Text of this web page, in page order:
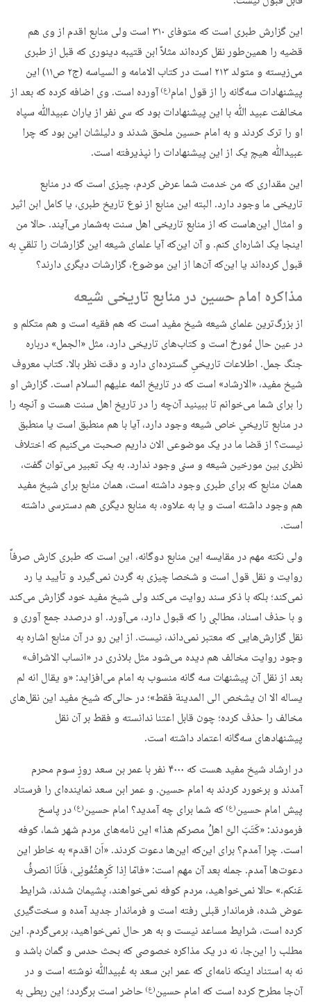
این گزارش طبری است که متوفای ۳۱۰ است ولی منابع اقدم از وی هم
قضیه را همین‌طور نقل کرده‌اند مثلاً ابن قتیبه دینوری که قبل از طبری
می‌زیسته و متولد ۲۱۳ است در کتاب الامامه و السیاسه (ج۲ ص۱۱) این
پیشنهادات سه‌گانه را از قول امام(ع)آورده است. وی اضافه کرده که بعد از
مخالفت عبید ﷲ با این پیشنهادات بود که سی نفر از یاران عبیدﷲ سپاه
او را ترک کردند و به امام حسین ملحق شدند و دلیلشان این بود که چرا
عبیدﷲ هیچ یک از این پیشنهادات را نپذیرفته است.
این مقداری که من خدمت شما عرض کردم، چیزی است که در منابع
تاریخی ما وجود دارد. البته این منابع از نوع تاریخ طبری، یا کامل ابن اثیر
و امثال این‌هاست که از منابع تاریخی اهل سنت به‌شمار می‌آیند. حالا من
اینجا یک اشاره‌ای کنم. و آن این‌که آیا علمای شیعه این گزارشات را تلقیِ به
قبول کرده‌اند یا این‌که آن‌ها از این موضوع، گزارشات دیگری دارند؟
مذاکره امام حسین در منابع تاریخی شیعه
از بزرگ‌ترین علمای شیعه شیخ مفید است که هم فقیه است و هم متکلم و
در عین حال مُورخ است و کتاب‌های تاریخی دارد، مثل «الجمل» درباره
جنگ جمل. اطلاعات تاریخیِ گسترده‌ای دارد و دقت نظر بالا. کتاب معروف
شیخ مفید، «الارشاد» است که در تاریخ ائمه علیهم السلام است. گزارش او
را برای شما می‌خوانم تا ببینید آن‌چه را در تاریخ اهل سنت هست و آنچه را
در منابع تاریخیِ خاص شیعه وجود دارد، آیا با هم منطبق است یا منطبق
نیست؟ از قضا ما در یک موضوعی الان داریم صحبت می‌کنیم که اختلاف
نظری بین مورخین شیعه و سنی وجود ندارد. به یک تعبیر می‌توان گفت،
همان منابع که برای طبری وجود داشته است، همان منابع برای شیخ مفید
هم وجود داشته است و یا به علاوه، به منابع دیگری هم دسترسی داشته
است.
ولی نکته مهم در مقایسه این منابع دوگانه، این است که طبری کارش صرفاً
روایت و نقل قول است و شخصا چیزی به گردن نمی‌گیرد و تأیید یا رد
نمی‌کند؛ بلکه با ذکر سند روایت می‌کند ولی شیخ مفید خود گزارش می‌کند
و با حذف اسناد، مطالبی را که قبول دارد، می‌آورد. او درصدد جمع آوری و
نقل گزارش‌هایی که معتبر نمی‌داند، نیست. از این رو در آن منابع اشاره به
وجود روایت مخالف هم دیده می‌شود مثل بلاذری در «انساب الاشراف»
بعد از نقل آن پیشنهات سه گانه منسوب به امام می‌افزاید: «و یقال انه لم
یساله الا ان یشخص الی المدینة فقط»؛ در حالی‌که شیخ مفید این نقل‌های
مخالف را حذف کرده؛ چون قابل اعتنا ندانسته و فقط بر آن نقل
پیشنهادهای سه‌گانه اعتماد داشته است.
در ارشاد شیخ مفید هست که ۴۰۰۰ نفر با عمر بن سعد روزِ سوم محرم
آمدند و برخورد کردند به امام حسین. و عمر ابن سعد نماینده‌ای را فرستاد
پیش امام حسین(ع) که شما برای چه آمدید؟ امام حسین(ع) در پاسخ
فرمودند: «کَتَبَ الیَّ اهلُ مصرکم هذا» این نامه‌های مردم شهر شما، کوفه
است. چرا آمدم؟ برای این‌که این‌ها دعوت کردند. «اَن اقدم» به خاطر این
دعوت‌ها آمدم. جمله بعد آن مهم است: «فامّا اِذا کَرِهتُمُونِی، فاَنَا انصرفُ
عَنکم.» حالا نمی‌خواهید، مردم کوفه نمی‌خواهند، پشیمان شدند، شرایط
عوض شده، فرماندار قبلی رفته است و فرماندار جدید آمده و سخت‌گیری
کرده است، شرایط مساعد نیست و به هر حال نمی‌خواهید، برمی‌گردم. این
مطلب را این‌جا، نه در یک مذاکره خصوصی که بحث حدس و گمان باشد و
نه به استناد اینکه نامه‌ای که عمر ابن سعد به عُبیدﷲ نوشته است و در
آن‌جا مطرح کرده است که امام حسین(ع) حاضر است برگردد؛ این ربطی به